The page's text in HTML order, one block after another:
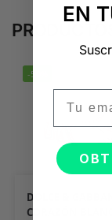
-50%
DOLCE &
CORAZÓN
EN